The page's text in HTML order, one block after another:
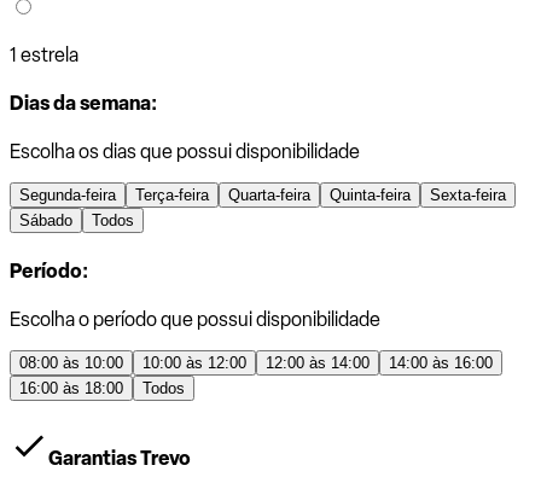
1 estrela
Dias da semana:
Escolha os dias que possui disponibilidade
Segunda-feira Terça-feira Quarta-feira Quinta-feira
Sexta-feira
Sábado
Todos
Período:
Escolha o período que possui disponibilidade
08:00 às 10:00 10:00 às 12:00 12:00 às 14:00
14:00 às 16:00
16:00 às 18:00
Todos
Garantias Trevo